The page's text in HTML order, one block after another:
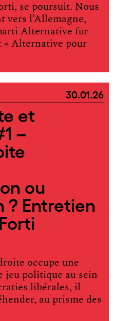
se poursuit. Nous
vers l’Allemagne,
Alternative für
« Alternative pour
30.01.26
et
–
ou
? Entretien
occupe une
jeu politique au sein
libérales, il
au prisme des